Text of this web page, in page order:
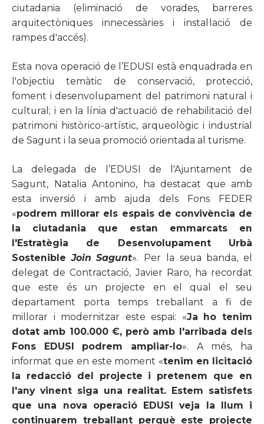
ciutadania (eliminació de vorades, barreres
arquitectòniques innecessàries i instal·lació de
rampes d'accés).
Esta nova operació de l’EDUSI està enquadrada en
l'objectiu temàtic de conservació, protecció,
foment i desenvolupament del patrimoni natural i
cultural; i en la línia d'actuació de rehabilitació del
patrimoni històrico-artístic, arqueològic i industrial
de Sagunt i la seua promoció orientada al turisme.
La delegada de l’EDUSI de l'Ajuntament de
Sagunt, Natalia Antonino, ha destacat que amb
esta inversió i amb ajuda dels Fons FEDER
«podrem millorar els espais de convivència de
la ciutadania que estan emmarcats en
l'Estratègia de Desenvolupament Urbà
SostenibleJoin Sagunt». Per la seua banda, el
delegat de Contractació, Javier Raro, ha recordat
que este és un projecte en el qual el seu
departament porta temps treballant a fi de
millorar i modernitzar este espai: «Ja ho tenim
dotat amb 100.000 €, però amb l'arribada dels
Fons EDUSI podrem ampliar-lo». A més, ha
informat que en este moment «tenim en licitació
la redacció del projecte i pretenem que en
l'any vinent siga una realitat. Estem satisfets
que una nova operació EDUSI veja la llum i
continuarem treballant perquè este projecte